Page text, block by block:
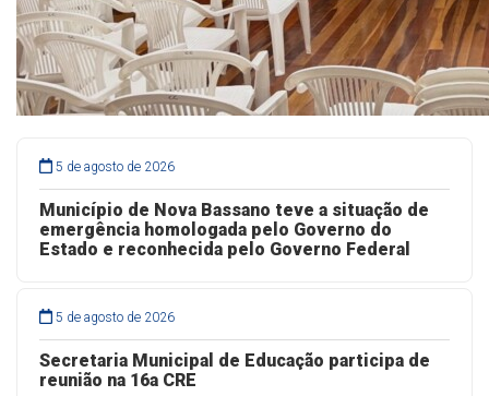
5 de agosto de 2026
Município de Nova Bassano teve a situação de
emergência homologada pelo Governo do
Estado e reconhecida pelo Governo Federal
5 de agosto de 2026
Secretaria Municipal de Educação participa de
reunião na 16a CRE